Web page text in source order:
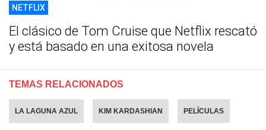
NETFLIX
El clásico de Tom Cruise que Netflix rescató
y está basado en una exitosa novela
TEMAS RELACIONADOS
LA LAGUNA AZUL KIM KARDASHIAN PELÍCULAS